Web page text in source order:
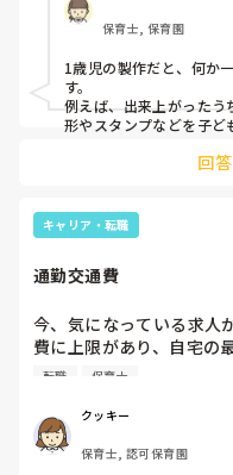
保育士, 保育園
1歳児の製作だと、何か
す。
例えば、出来上がった
形やスタンプなどを子ど
雨遊び、氷遊び、など間
す！いつもと違うおもち
回
キャリア・転職
通勤交通費
今、気になっている求人
費に上限があり、自宅の
期代が5,000円ほどオーバ
私としてはなかなか大き
っているのですが、皆さ
転職 保育士
クッキー
保育士, 認可保育園